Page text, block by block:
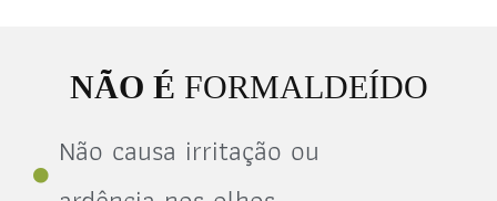
NÃO É FORMALDEÍDO
Não causa irritação ou